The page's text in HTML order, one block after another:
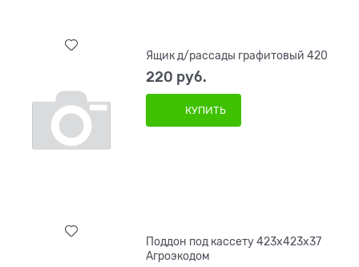
Ящик д/рассады графитовый 420
220 руб.
КУПИТЬ
Поддон под кассету 423х423х37
Агроэкодом